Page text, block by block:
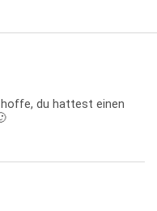
du hattest einen